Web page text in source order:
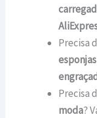
Precisa
Precisa
moda?